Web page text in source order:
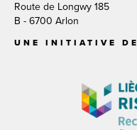
Route de Longwy 185
B - 6700 Arlon
UNE INITIATIVE DE